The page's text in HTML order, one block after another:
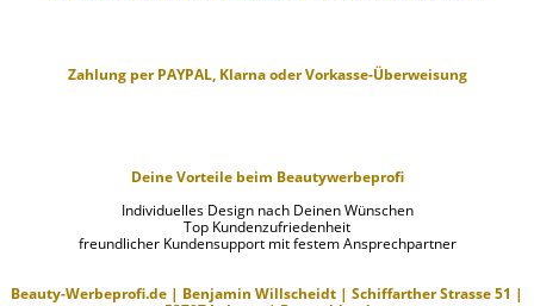
Zahlung per PAYPAL, Klarna oder Vorkasse-Überweisung
Deine Vorteile beim Beautywerbeprofi
Individuelles Design nach Deinen Wünschen
Top Kundenzufriedenheit
freundlicher Kundensupport mit festem Ansprechpartner
Beauty-Werbeprofi.de | Benjamin Willscheidt | Schiffarther Strasse 51 |